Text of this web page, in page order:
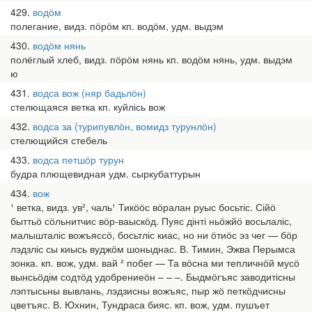
429 водӧм
полегание, видз. пӧрӧм кп. водӧм, удм. выдэм
430 водӧм нянь
полёглый хлеб, видз. пӧрӧм нянь кп. водӧм нянь, удм. выдэм
ю
431 водса вож (няр бадьлӧн)
стелющаяся ветка кп. куйлісь вож
432 водса за (турипувлӧн, вомидз турунлӧн)
стелющийся стебель
433 водса петшӧр турун
будра плющевидная удм. сыркубаттурын
434 вож
¹ ветка, видз. ув², чаль¹ Тикӧӧс вӧралан руыс босьтіс. Сійӧ
быттьӧ сӧльнитчис вӧр-ваыскӧд. Пуяс дінті ньӧжйӧ восьлаліс,
малышталіс вожъяссӧ, босьтліс киас, но ни ӧтиӧс эз чег — бӧр
лэдзліс сы киысь вуджӧм шоныднас. В. Тимин, Эжва Перымса
зонка. кп. вож, удм. вай ² побег — Та вӧсна ми тепличнӧй мусӧ
вынсьӧдім содтӧд удобрениеӧн – – –. Быдмӧгъяс заводитісны
лэптысьны вывлань, лэдзисны вожъяс, пыр жӧ петкӧдчисны
цветъяс. В. Юхнин, Тундраса бияс. кп. вож, удм. пушъет